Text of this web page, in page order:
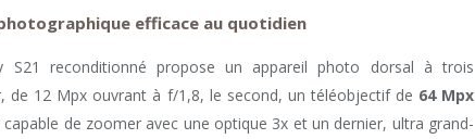
efficace au quotidien
S21 reconditionné propose un appareil photo dorsal à trois
de 12 Mpx ouvrant à f/1,8, le second, un téléobjectif de 64 Mpx
de zoomer avec une optique 3x et un dernier, ultra grand-